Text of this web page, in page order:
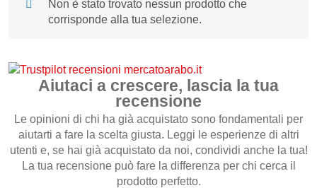
COSMESI
SOUK
MACELLERIA
INGROSSO
Non è stato trovato nessun prodotto che
corrisponde alla tua selezione.
Aiutaci a crescere, lascia la tua
recensione
Le opinioni di chi ha già acquistato sono fondamentali per
aiutarti a fare la scelta giusta. Leggi le esperienze di altri
utenti e, se hai già acquistato da noi, condividi anche la tua!
La tua recensione può fare la differenza per chi cerca il
prodotto perfetto.